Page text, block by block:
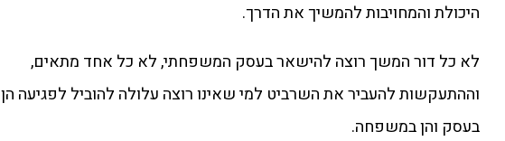
היכולת והמחויבות להמשיך את הדרך.
לא כל דור המשך רוצה להישאר בעסק המשפחתי, לא כל אחד מתאים,
וההתעקשות להעביר את השרביט למי שאינו רוצה עלולה להוביל לפגיעה הן
בעסק והן במשפחה.